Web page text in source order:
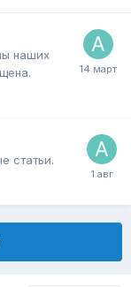
наших
статьи.